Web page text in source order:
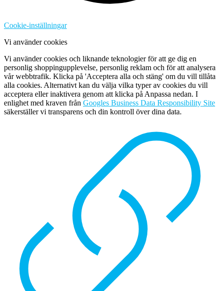
Cookie-inställningar
Vi använder cookies
Vi använder cookies och liknande teknologier för att ge dig en
personlig shoppingupplevelse, personlig reklam och för att analysera
vår webbtrafik. Klicka på 'Acceptera alla och stäng' om du vill tillåta
alla cookies. Alternativt kan du välja vilka typer av cookies du vill
acceptera eller inaktivera genom att klicka på Anpassa nedan. I
enlighet med kraven från Googles Business Data Responsibility Site
säkerställer vi transparens och din kontroll över dina data.